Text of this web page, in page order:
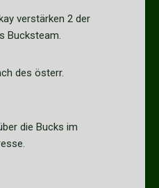
verstärken 2 der
Bucksteam.
des österr.
die Bucks im